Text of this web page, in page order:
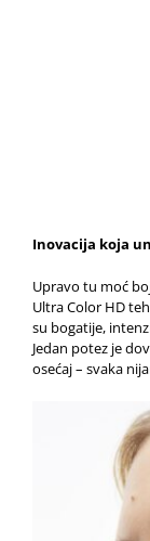
Inovacija koja
Upravo tu moć
Ultra Color HD
su bogatije,
Jedan potez je
osećaj – svaka